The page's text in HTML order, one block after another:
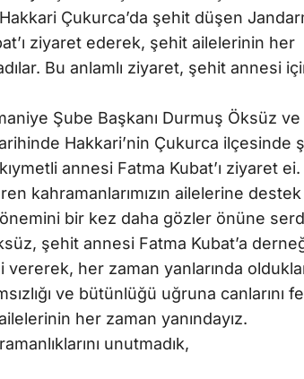
Çukurca’da şehit düşen
ziyaret ederek, şehit ailelerinin her
Bu anlamlı ziyaret, şehit annesi
Şube Başkanı Durmuş Öksüz ve
Hakkari’nin Çukurca ilçesinde
annesi Fatma Kubat’ı ziyaret ei.
kahramanlarımızın ailelerine destek
önemini bir kez daha gözler önüne
şehit annesi Fatma Kubat’a
vererek, her zaman yanlarında
ve bütünlüğü uğruna canlarını
her zaman yanındayız.
unutmadık,